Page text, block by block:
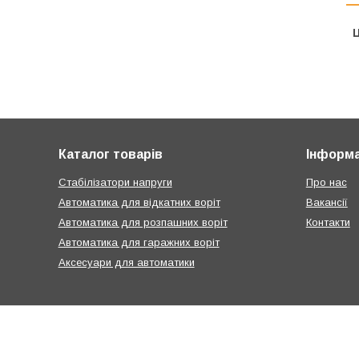
Каталог товарів
Стабілізатори напруги
Автоматика для відкатних воріт
Автоматика для розпашних воріт
Автоматика для гаражних воріт
Аксесуари для автоматики
Про нас
Вакансії
Контакти